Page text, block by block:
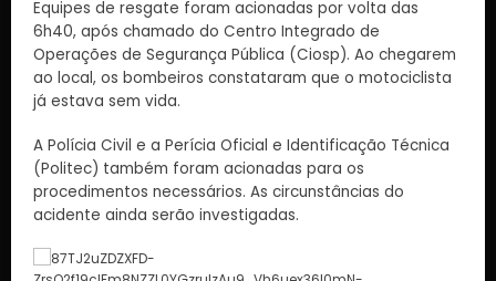
Equipes de resgate foram acionadas por volta das
6h40, após chamado do Centro Integrado de
Operações de Segurança Pública (Ciosp). Ao chegarem
ao local, os bombeiros constataram que o motociclista
já estava sem vida.
A Polícia Civil e a Perícia Oficial e Identificação Técnica
(Politec) também foram acionadas para os
procedimentos necessários. As circunstâncias do
acidente ainda serão investigadas.